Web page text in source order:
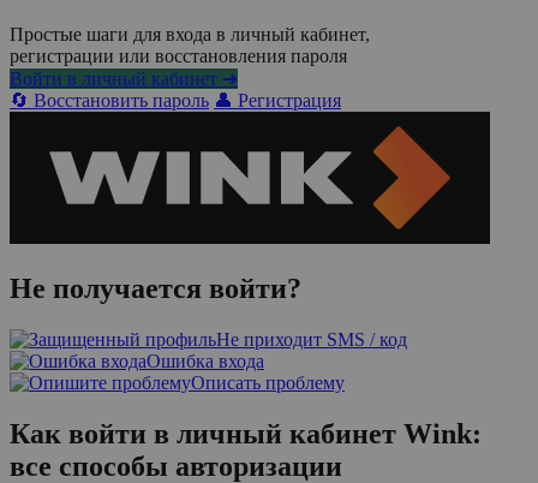
Простые шаги для входа в личный кабинет,
регистрации или восстановления пароля
Войти в личный кабинет ➜
🔄 Восстановить пароль 👤 Регистрация
Не получается войти?
Не приходит SMS / код
Ошибка входа
Описать проблему
Как войти в личный кабинет Wink:
все способы авторизации